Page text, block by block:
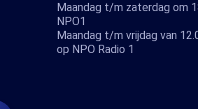
Maandag t/m zaterdag om
NPO1
Maandag t/m vrijdag van
op NPO Radio 1